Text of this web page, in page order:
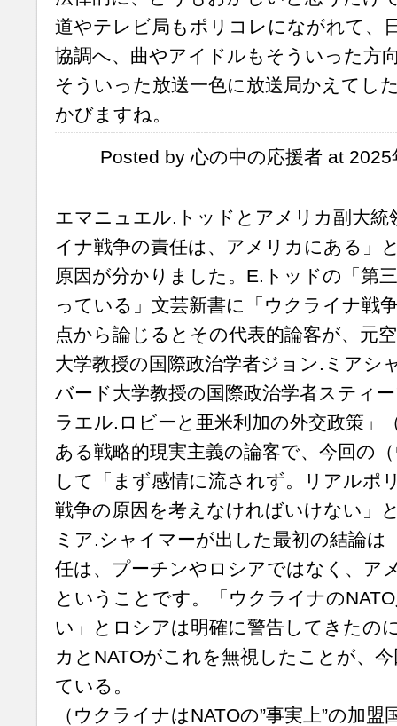
道やテレビ局もポリコレにながれて、
協調へ、曲やアイドルもそういった方
そういった放送一色に放送局かえてし
かびますね。
Posted by 心の中の応援者 at
エマニュエル.トッドとアメリカ副大統
イナ戦争の責任は、アメリカにある」
原因が分かりました。E.トッドの「第
っている」文芸新書に「ウクライナ戦
点から論じるとその代表的論客が、元
大学教授の国際政治学者ジョン.ミアシ
バード大学教授の国際政治学者スティ
ラエル.ロビーと亜米利加の外交政策」
ある戦略的現実主義の論客で、今回の
して「まず感情に流されず。リアルポ
戦争の原因を考えなければいけない」
ミア.シャイマーが出した最初の結論は
任は、プーチンやロシアではなく、ア
ということです。「ウクライナの
い」とロシアは明確に警告してきたの
カとNATOがこれを無視したことが、
ている。
（ウクライナはNATOの”事実上”の加